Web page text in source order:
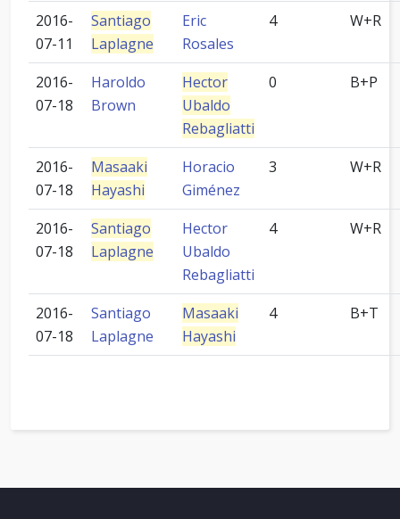
2016-
07-11
Santiago
Laplagne
Eric
Rosales
4 W+R
2016-
07-18
Haroldo
Brown
Hector
Ubaldo
Rebagliatti
0 B+P
2016-
07-18
Masaaki
Hayashi
Horacio
Giménez
3 W+R
2016-
07-18
Santiago
Laplagne
Hector
Ubaldo
Rebagliatti
4 W+R
2016-
07-18
Santiago
Laplagne
Masaaki
Hayashi
4 B+T